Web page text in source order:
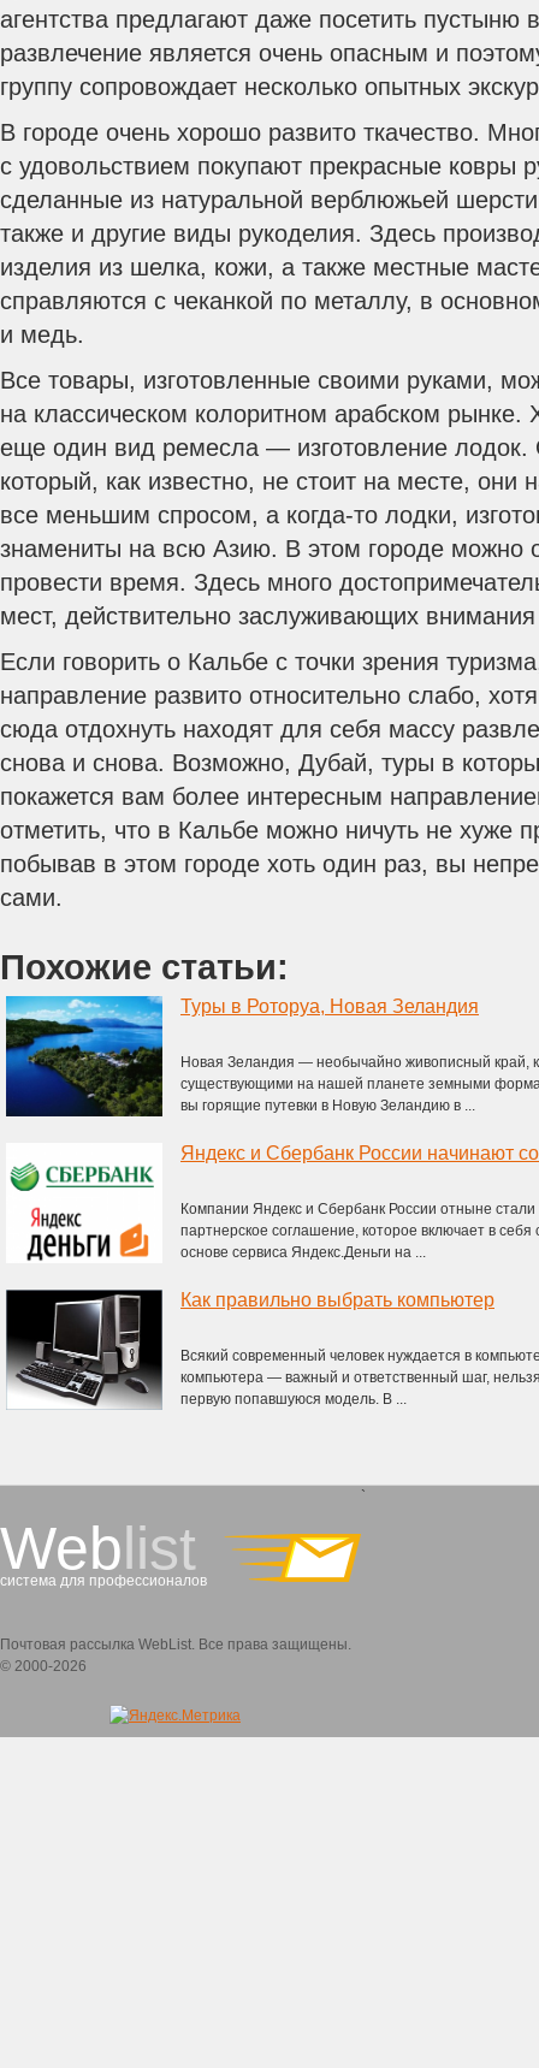
агентства предлагают даже посетить пустыню
развлечение является очень опасным и
группу сопровождает несколько опытных
В городе очень хорошо развито ткачество.
с удовольствием покупают прекрасные ковры
сделанные из натуральной верблюжьей
также и другие виды рукоделия. Здесь
изделия из шелка, кожи, а также местные
справляются с чеканкой по металлу, в
и медь.
Все товары, изготовленные своими руками,
на классическом колоритном арабском рынке.
еще один вид ремесла — изготовление лодок.
который, как известно, не стоит на месте, они
все меньшим спросом, а когда-то лодки,
знамениты на всю Азию. В этом городе можно
провести время. Здесь много
мест, действительно заслуживающих внимания
Если говорить о Кальбе с точки зрения
направление развито относительно слабо,
сюда отдохнуть находят для себя массу
снова и снова. Возможно, Дубай, туры в
покажется вам более интересным
отметить, что в Кальбе можно ничуть не хуже
побывав в этом городе хоть один раз, вы
сами.
Похожие статьи:
Туры в Роторуа, Новая Зеландия
Новая Зеландия — необычайно живописный край,
существующими на нашей планете земными
вы горящие путевки в Новую Зеландию в ...
Яндекс и Сбербанк России начинают
Компании Яндекс и Сбербанк России отныне
партнерское соглашение, которое включает в
основе сервиса Яндекс.Деньги на ...
Как правильно выбрать компьютер
Всякий современный человек нуждается в
компьютера — важный и ответственный шаг,
первую попавшуюся модель. В ...
Weblist
система для профессионалов
`
Почтовая рассылка WebList. Все права защищены.
© 2000-2026